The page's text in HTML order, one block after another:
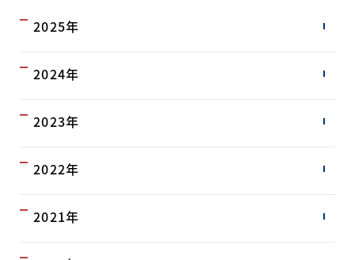
2025年
2024年
2023年
2022年
2021年